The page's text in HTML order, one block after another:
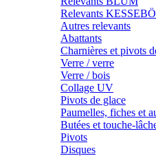
Relevants
Autres relevants
Abattants
Charnières et pivots
Verre / verre
Verre / bois
Collage UV
Pivots de glace
Paumelles, fiches et
Butées et touche-
Pivots
Disques